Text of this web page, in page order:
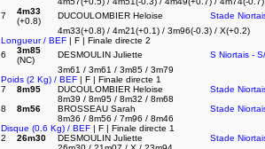
7
4m33
(+0.8)
DUCOULOMBIER Heloise
Stade
4m33(+0.8) / 4m21(+0.1) / 3m96(-0.3) / X(+0.2)
Longueur / BEF | F | Finale directe 2
6
3m85
(NC)
DESMOULIN Juliette
S Niortais -
3m61 / 3m61 / 3m85 / 3m79
Poids (2 Kg) / BEF | F | Finale directe 1
7
8m95 DUCOULOMBIER Heloise
Stade
8m39 / 8m95 / 8m32 / 8m68
8
8m56 BROSSEAU Sarah
Stade
8m36 / 8m56 / 7m96 / 8m46
Disque (0.6 Kg) / BEF | F | Finale directe 1
2
26m30 DESMOULIN Juliette
Stade